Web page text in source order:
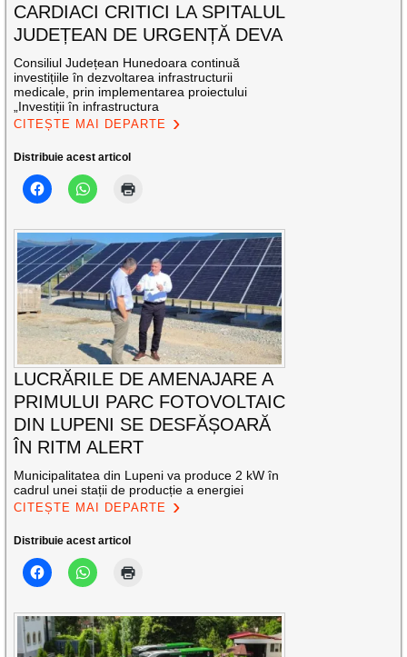
CARDIACI CRITICI LA SPITALUL
JUDEȚEAN DE URGENȚĂ DEVA
Consiliul Județean Hunedoara continuă
investițiile în dezvoltarea infrastructurii
medicale, prin implementarea proiectului
„Investiții în infrastructura
CITEȘTE MAI DEPARTE
Distribuie acest articol
LUCRĂRILE DE AMENAJARE A
PRIMULUI PARC FOTOVOLTAIC
DIN LUPENI SE DESFĂȘOARĂ
ÎN RITM ALERT
Municipalitatea din Lupeni va produce 2 kW în
cadrul unei stații de producție a energiei
CITEȘTE MAI DEPARTE
Distribuie acest articol